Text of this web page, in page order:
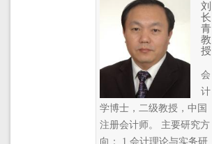
刘
长
青
教
授
会
计
学博士，二级教授，中国
注册会计师。 主要研究方
向： 1.会计理论与实务研